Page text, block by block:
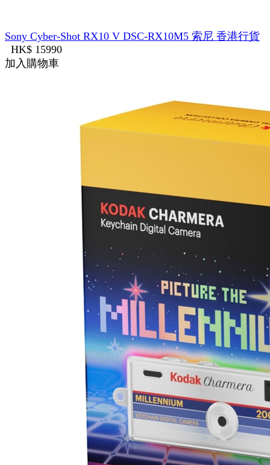
Sony Cyber-Shot RX10 V DSC-RX10M5 索尼 香港行貨
HK$ 15990
加入購物車